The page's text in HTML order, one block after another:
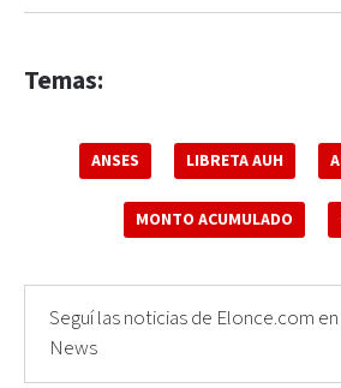
Temas:
ANSES LIBRETA AUH
MONTO ACUMULADO
Seguí las noticias de Elonce.com
News